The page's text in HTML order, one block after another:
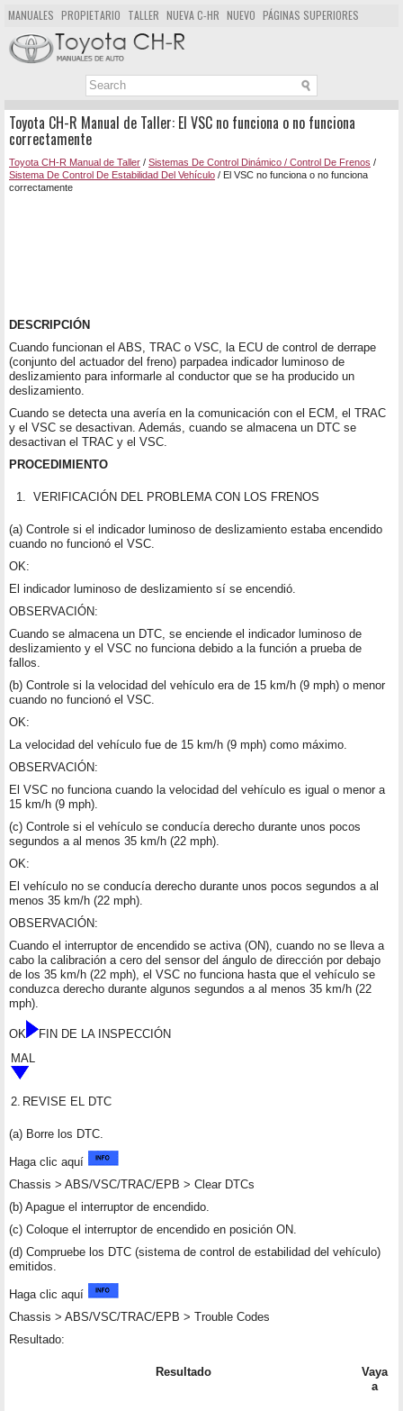
MANUALES PROPIETARIO TALLER NUEVA C-HR NUEVO PÁGINAS SUPERIORES
MAPA DEL SITIO
BUSCAR
Toyota CH-R Manual de Taller: El VSC no funciona o no funciona
correctamente
Toyota CH-R Manual de Taller / Sistemas De Control Dinámico / Control De Frenos /
Sistema De Control De Estabilidad Del Vehículo / El VSC no funciona o no funciona
correctamente
DESCRIPCIÓN
Cuando funcionan el ABS, TRAC o VSC, la ECU de control de derrape
(conjunto del actuador del freno) parpadea indicador luminoso de
deslizamiento para informarle al conductor que se ha producido un
deslizamiento.
Cuando se detecta una avería en la comunicación con el ECM, el TRAC
y el VSC se desactivan. Además, cuando se almacena un DTC se
desactivan el TRAC y el VSC.
PROCEDIMIENTO
1. VERIFICACIÓN DEL PROBLEMA CON LOS FRENOS
(a) Controle si el indicador luminoso de deslizamiento estaba encendido
cuando no funcionó el VSC.
OK:
El indicador luminoso de deslizamiento sí se encendió.
OBSERVACIÓN:
Cuando se almacena un DTC, se enciende el indicador luminoso de
deslizamiento y el VSC no funciona debido a la función a prueba de
fallos.
(b) Controle si la velocidad del vehículo era de 15 km/h (9 mph) o menor
cuando no funcionó el VSC.
OK:
La velocidad del vehículo fue de 15 km/h (9 mph) como máximo.
OBSERVACIÓN:
El VSC no funciona cuando la velocidad del vehículo es igual o menor a
15 km/h (9 mph).
(c) Controle si el vehículo se conducía derecho durante unos pocos
segundos a al menos 35 km/h (22 mph).
OK:
El vehículo no se conducía derecho durante unos pocos segundos a al
menos 35 km/h (22 mph).
OBSERVACIÓN:
Cuando el interruptor de encendido se activa (ON), cuando no se lleva a
cabo la calibración a cero del sensor del ángulo de dirección por debajo
de los 35 km/h (22 mph), el VSC no funciona hasta que el vehículo se
conduzca derecho durante algunos segundos a al menos 35 km/h (22
mph).
OK
FIN DE LA INSPECCIÓN
MAL
2. REVISE EL DTC
(a) Borre los DTC.
Haga clic aquí
Chassis > ABS/VSC/TRAC/EPB > Clear DTCs
(b) Apague el interruptor de encendido.
(c) Coloque el interruptor de encendido en posición ON.
(d) Compruebe los DTC (sistema de control de estabilidad del vehículo)
emitidos.
Haga clic aquí
Chassis > ABS/VSC/TRAC/EPB > Trouble Codes
Resultado:
Resultado
Vaya
a